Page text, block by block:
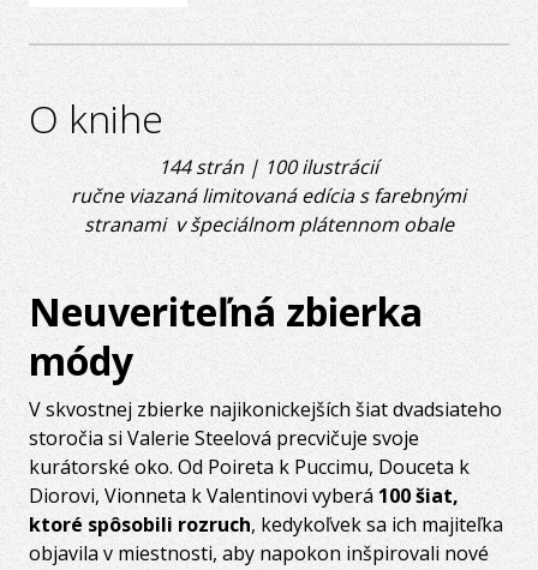
O knihe
144 strán | 100 ilustrácií
ručne viazaná limitovaná edícia s farebnými
stranami v špeciálnom plátennom obale
Neuveriteľná zbierka
módy
V skvostnej zbierke najikonickejších šiat dvadsiateho
storočia si Valerie Steelová precvičuje svoje
kurátorské oko. Od Poireta k Puccimu, Douceta k
Diorovi, Vionneta k Valentinovi vyberá100 šiat,
ktoré spôsobili rozruch, kedykoľvek sa ich majiteľka
objavila v miestnosti, aby napokon inšpirovali nové